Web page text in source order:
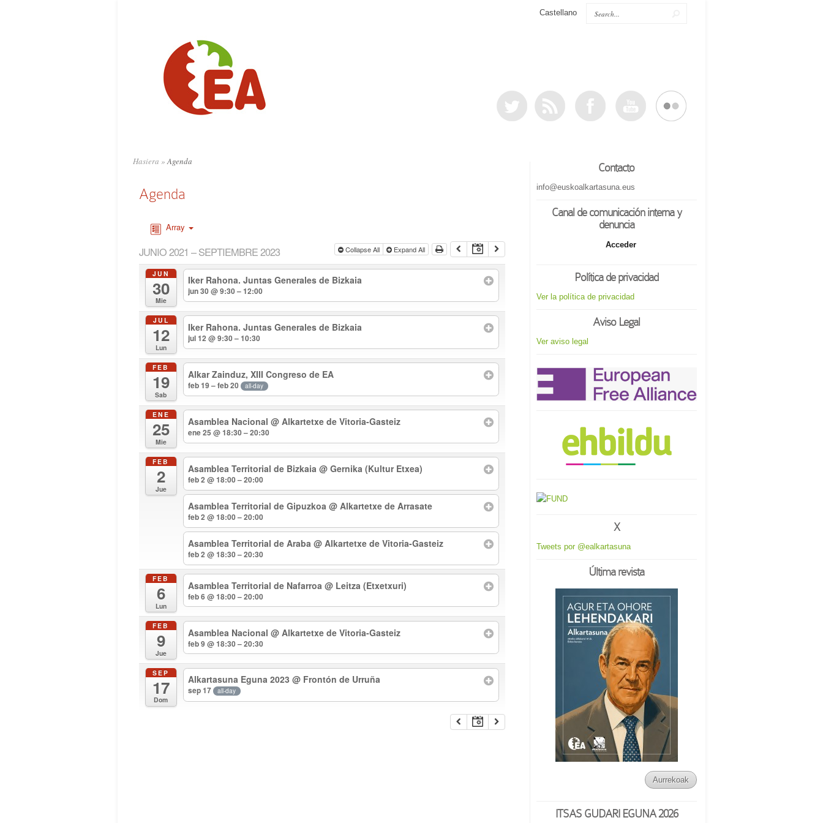
Castellano
Hasiera »Agenda
Agenda
Array
JUNIO 2021 – SEPTIEMBRE 2023 Collapse All Expand All
JUN
30
Mie
Iker Rahona. Juntas Generales de Bizkaia
jun 30 @ 9:30 – 12:00
JUL
12
Lun
Iker Rahona. Juntas Generales de Bizkaia
jul 12 @ 9:30 – 10:30
FEB
19
Sab
Alkar Zainduz, XIII Congreso de EA
feb 19 – feb 20 all-day
ENE
25
Mie
Asamblea Nacional@ Alkartetxe de Vitoria-Gasteiz
ene 25 @ 18:30 – 20:30
FEB
2
Jue
Asamblea Territorial de Bizkaia@ Gernika (Kultur Etxea)
feb 2 @ 18:00 – 20:00
Asamblea Territorial de Gipuzkoa@ Alkartetxe de Arrasate
feb 2 @ 18:00 – 20:00
Asamblea Territorial de Araba@ Alkartetxe de Vitoria-Gasteiz
feb 2 @ 18:30 – 20:30
FEB
6
Lun
Asamblea Territorial de Nafarroa@ Leitza (Etxetxuri)
feb 6 @ 18:00 – 20:00
FEB
9
Jue
Asamblea Nacional@ Alkartetxe de Vitoria-Gasteiz
feb 9 @ 18:30 – 20:30
SEP
17
Dom
Alkartasuna Eguna 2023@ Frontón de Urruña
sep 17 all-day
Contacto
info@euskoalkartasuna.eus
Canal de comunicación interna y
denuncia
Acceder
Política de privacidad
Ver la política de privacidad
Aviso Legal
Ver aviso legal
X
Tweets por @ealkartasuna
Última revista
Aurrekoak
ITSAS GUDARI EGUNA 2026